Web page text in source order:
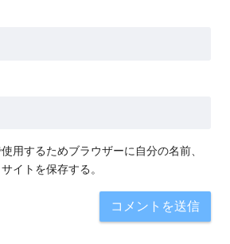
用するためブラウザーに自分の名前、
イトを保存する。